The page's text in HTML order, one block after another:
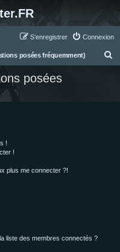
Connexion
S’enregistrer
posées fréquemment)
posées
!
!
plus me connecter ?!
liste des membres connectés ?